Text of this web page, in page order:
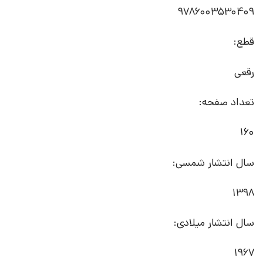
9786003530409
قطع:
رقعی
تعداد صفحه:
160
سال انتشار شمسی:
1398
سال انتشار میلادی:
1967